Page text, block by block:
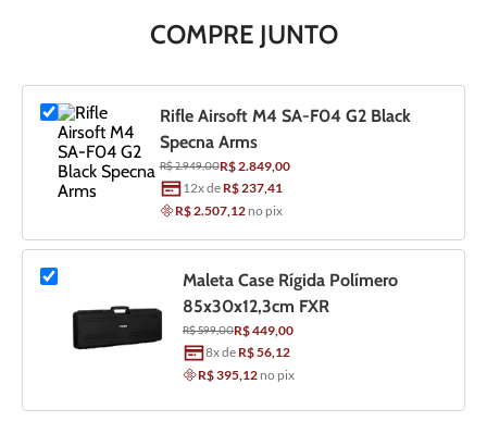
COMPRE JUNTO
Rifle Airsoft M4 SA-F04 G2 Black
Specna Arms
R$ 2.949,00R$ 2.849,00
12x de R$ 237,41
R$ 2.507,12 no pix
Maleta Case Rígida Polímero
85x30x12,3cm FXR
R$ 599,00R$ 449,00
8x de R$ 56,12
R$ 395,12 no pix